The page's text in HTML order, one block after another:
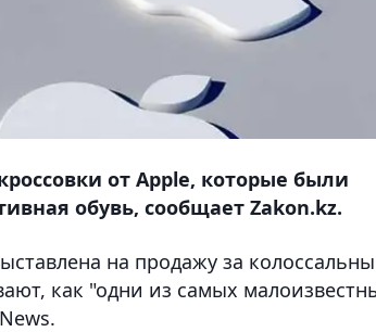
от Apple, которые были
обувь, сообщает Zakon.kz.
на продажу за
как "одни из самых